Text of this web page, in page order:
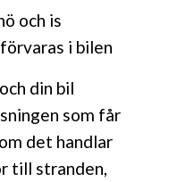
och is
i bilen
din bil
som får
det handlar
till stranden,